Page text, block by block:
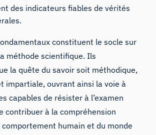
des indicateurs fiables de vérités
constituent le socle sur
méthode scientifique. Ils
la quête du savoir soit méthodique,
impartiale, ouvrant ainsi la voie à
capables de résister à l’examen
contribuer à la compréhension
comportement humain et du monde